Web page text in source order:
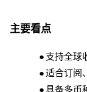
主要看点
● 支持全球
●适合订阅
●具备多币